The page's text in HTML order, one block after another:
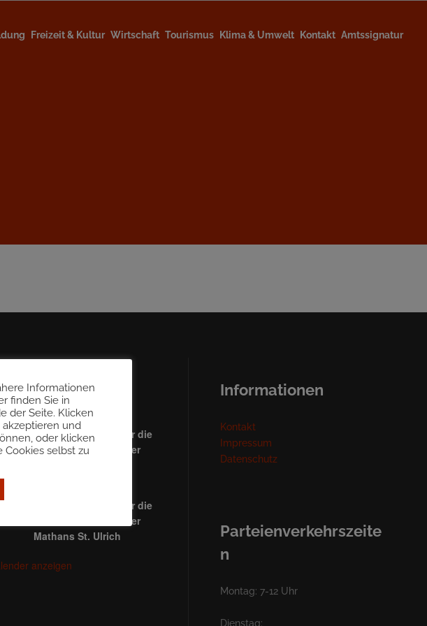
Freizeit & Kultur Wirtschaft Tourismus Klima & Umwelt Kontakt Amtssignatur
Veranstaltungen
AUG.
7
19:30 -22:00
KOHLE – Brennen für die
Steiermark: Hoftheater
KOHLE – Brennen für die
Steiermark: Hoftheater
Mathans St. Ulrich
anzeigen
Informationen
Kontakt
Impressum
Datenschutz
Parteienverkehrszeite
n
Montag: 7-12 Uhr
Dienstag:
Informationen
finden Sie in
der Seite. Klicken
akzeptieren und
oder klicken
Cookies selbst zu